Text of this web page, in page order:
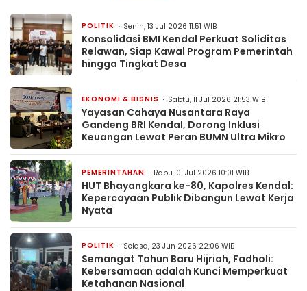
POLITIK Senin, 13 Jul 2026 11:51 WIB
Konsolidasi BMI Kendal Perkuat Soliditas
Relawan, Siap Kawal Program Pemerintah
hingga Tingkat Desa
EKONOMI & BISNIS Sabtu, 11 Jul 2026 21:53 WIB
Yayasan Cahaya Nusantara Raya
Gandeng BRI Kendal, Dorong Inklusi
Keuangan Lewat Peran BUMN Ultra Mikro
PEMERINTAHAN Rabu, 01 Jul 2026 10:01 WIB
HUT Bhayangkara ke-80, Kapolres Kendal:
Kepercayaan Publik Dibangun Lewat Kerja
Nyata
POLITIK Selasa, 23 Jun 2026 22:06 WIB
Semangat Tahun Baru Hijriah, Fadholi:
Kebersamaan adalah Kunci Memperkuat
Ketahanan Nasional